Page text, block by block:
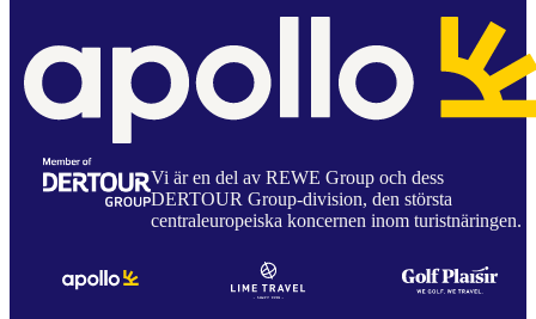
Vi är en del av REWE Group och dess
DERTOUR Group-division, den största
centraleuropeiska koncernen inom turistnäringen.